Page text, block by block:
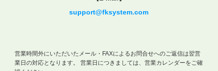
support@fksystem.com
営業時間外にいただいたメール・FAXによるお問合せへのご返信は翌営
業日の対応となります。
営業日につきましては、営業カレンダーをご確